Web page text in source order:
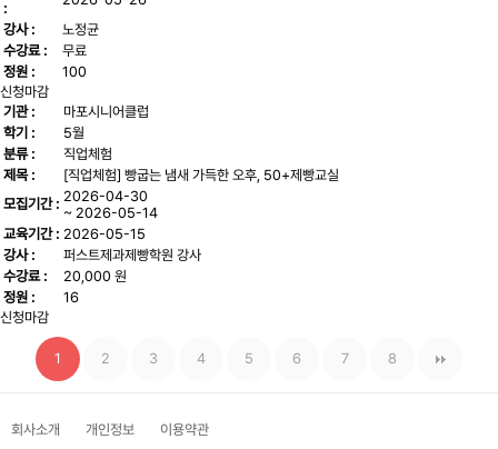
:
강사 :
노정균
수강료 :
무료
정원 :
100
신청마감
기관 :
마포시니어클럽
학기 :
5월
분류 :
직업체험
제목 :
[직업체험] 빵굽는 냄새 가득한 오후, 50+제빵교실
모집기간 : 2026-04-30
~ 2026-05-14
교육기간 : 2026-05-15
강사 :
퍼스트제과제빵학원 강사
수강료 :
20,000 원
정원 :
16
신청마감
1 2 3 4 5 6 7 8
회사소개 개인정보 이용약관